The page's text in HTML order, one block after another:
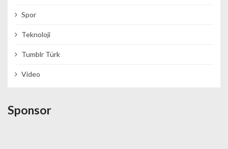
Spor
Teknoloji
Tumblr Türk
Video
Sponsor